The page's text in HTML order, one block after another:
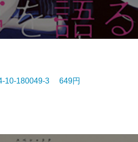
10-180049-3 649円